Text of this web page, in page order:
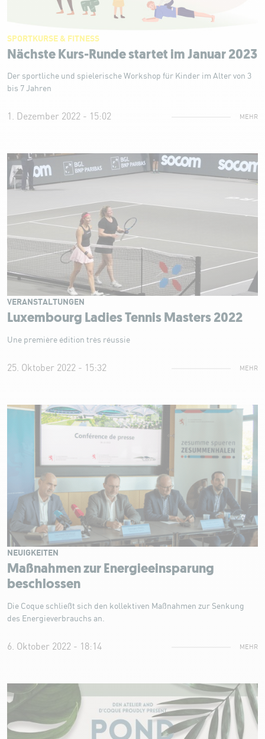
Nächste Kurs-Runde startet im Januar 2023
SPORTKURSE & FITNESS
Der sportliche und spielerische Workshop für Kinder im Alter von 3
bis 7 Jahren
1. Dezember 2022 - 15:02 MEHR
Luxembourg Ladies Tennis Masters 2022
VERANSTALTUNGEN
Une première édition très réussie
25. Oktober 2022 - 15:32 MEHR
Maßnahmen zur Energieeinsparung
beschlossen
NEUIGKEITEN
Die Coque schließt sich den kollektiven Maßnahmen zur Senkung
des Energieverbrauchs an.
6. Oktober 2022 - 18:14 MEHR